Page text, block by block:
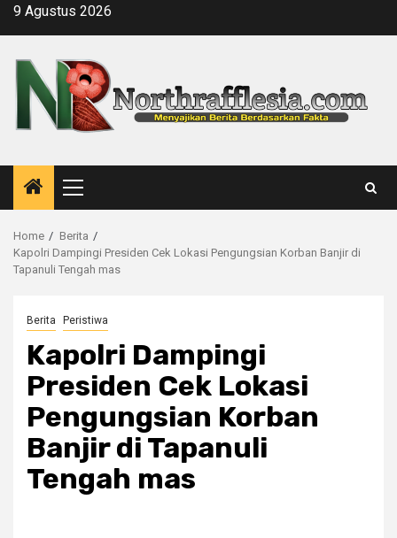
Skip9 Agustus 2026
Primary
Menu
Home
Berita
Kapolri Dampingi Presiden Cek Lokasi Pengungsian Korban Banjir di
Tapanuli Tengah mas
Berita Peristiwa
Kapolri Dampingi
Presiden Cek Lokasi
Pengungsian Korban
Banjir di Tapanuli
Tengah mas